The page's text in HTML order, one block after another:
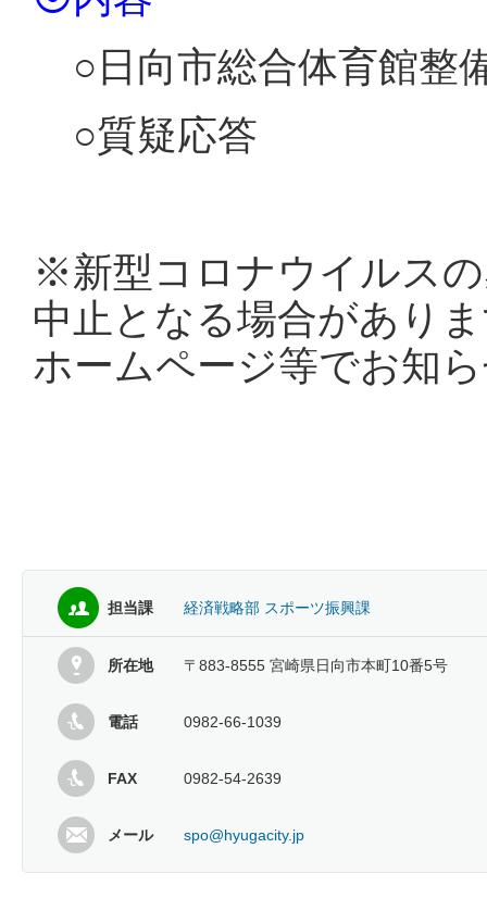
○日向市総合体育館整
○質疑応答
※新型コロナウイルス
中止となる場合があり
ホームページ等でお知
担当課 経済戦略部 スポーツ振興課
所在地 〒883-8555 宮崎県日向市本町10番5号
電話 0982-66-1039
FAX 0982-54-2639
メール spo@hyugacity.jp